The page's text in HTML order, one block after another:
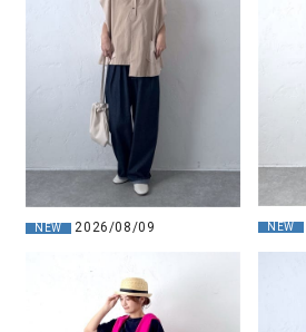
NEW 2026/08/09 NEW